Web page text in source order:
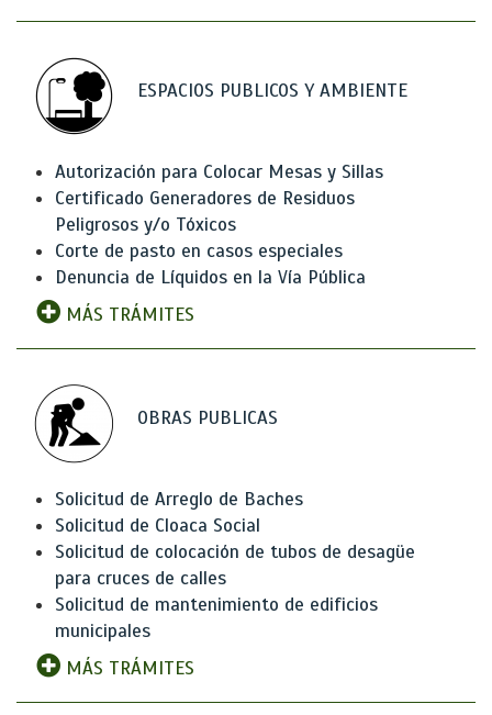
ESPACIOS PUBLICOS Y AMBIENTE
Autorización para Colocar Mesas y Sillas
Certificado Generadores de Residuos
Peligrosos y/o Tóxicos
Corte de pasto en casos especiales
Denuncia de Líquidos en la Vía Pública
MÁS TRÁMITES
OBRAS PUBLICAS
Solicitud de Arreglo de Baches
Solicitud de Cloaca Social
Solicitud de colocación de tubos de desagüe
para cruces de calles
Solicitud de mantenimiento de edificios
municipales
MÁS TRÁMITES